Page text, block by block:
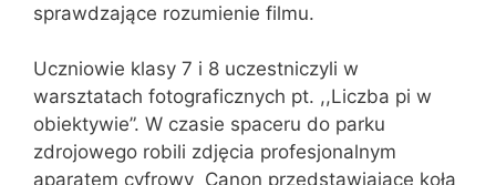
sprawdzające rozumienie filmu.
Uczniowie klasy 7 i 8 uczestniczyli w
warsztatach fotograficznych pt. ,,Liczba pi w
obiektywie”. W czasie spaceru do parku
zdrojowego robili zdjęcia profesjonalnym
aparatem cyfrowy Canon przedstawiające koła